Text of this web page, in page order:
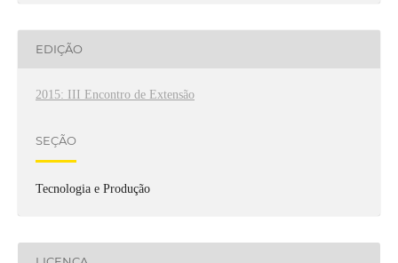
EDIÇÃO
2015: III Encontro de Extensão
SEÇÃO
Tecnologia e Produção